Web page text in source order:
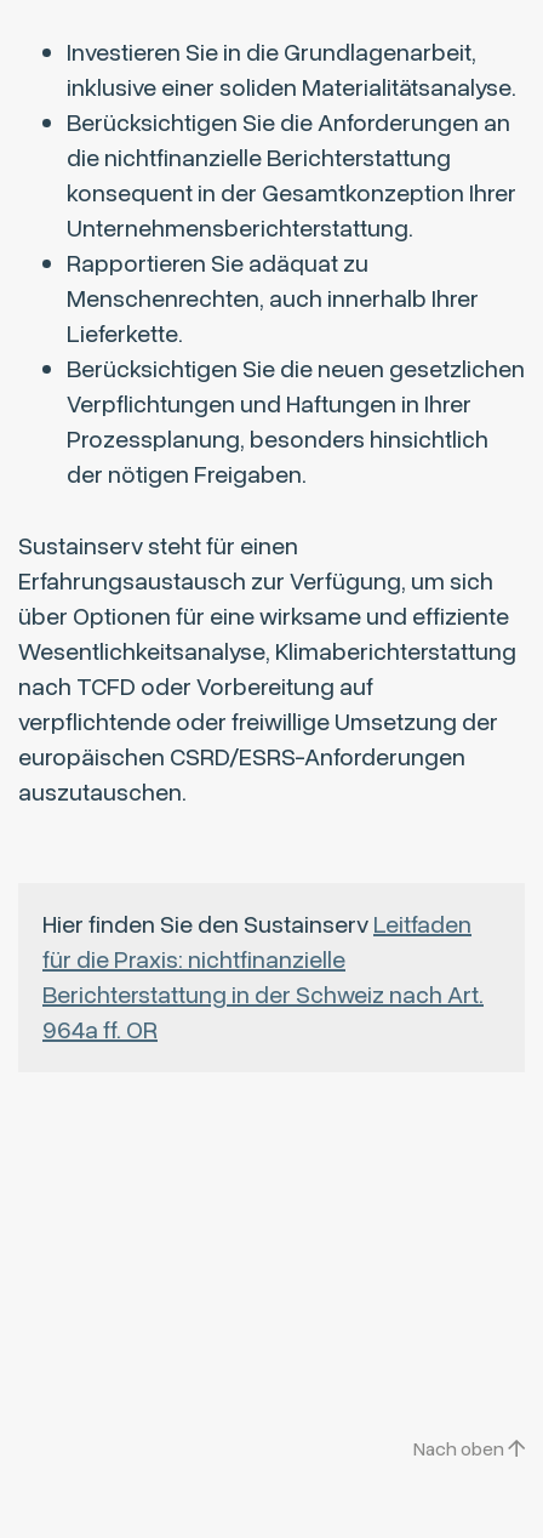
Investieren Sie in die Grundlagenarbeit,
inklusive einer soliden Materialitätsanalyse.
Berücksichtigen Sie die Anforderungen an
die nichtfinanzielle Berichterstattung
konsequent in der Gesamtkonzeption Ihrer
Unternehmensberichterstattung.
Rapportieren Sie adäquat zu
Menschenrechten, auch innerhalb Ihrer
Lieferkette.
Berücksichtigen Sie die neuen gesetzlichen
Verpflichtungen und Haftungen in Ihrer
Prozessplanung, besonders hinsichtlich
der nötigen Freigaben.
Sustainserv steht für einen
Erfahrungsaustausch zur Verfügung, um sich
über Optionen für eine wirksame und effiziente
Wesentlichkeitsanalyse, Klimaberichterstattung
nach TCFD oder Vorbereitung auf
verpflichtende oder freiwillige Umsetzung der
europäischen CSRD/ESRS-Anforderungen
auszutauschen.
Hier finden Sie den SustainservLeitfaden
für die Praxis: nichtfinanzielle
Berichterstattung in der Schweiz nach Art.
964a ff. OR
Nach oben